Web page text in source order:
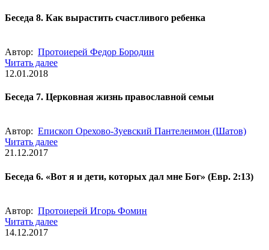
Беседа 8. Как вырастить счастливого ребенка
Автор: Протоиерей Федор Бородин
Читать далее
12.01.2018
Беседа 7. Церковная жизнь православной семьи
Автор: Епископ Орехово-Зуевский Пантелеимон (Шатов)
Читать далее
21.12.2017
Беседа 6. «Вот я и дети, которых дал мне Бог» (Евр. 2:13)
Автор: Протоиерей Игорь Фомин
Читать далее
14.12.2017